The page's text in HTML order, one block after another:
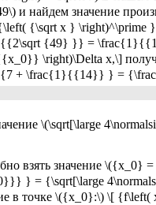
и найдем значение
{\sqrt x }
{49} }} =
\right)\Delta x,\]
{7 + \frac{1}{{14}} } =
\(\sqrt[\large
взять значение
} = {\sqrt[\large
в точке \({x_0}:\) \[